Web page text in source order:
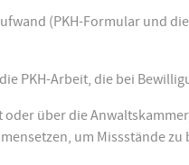
(PKH-Formular und
PKH-Arbeit, die bei
oder über die
um Missstände zu